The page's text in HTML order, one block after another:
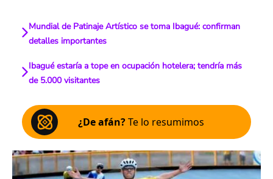
Mundial de Patinaje Artístico se toma Ibagué: confirman
detalles importantes
Ibagué estaría a tope en ocupación hotelera; tendría más
de 5.000 visitantes
¿De afán?Te lo resumimos